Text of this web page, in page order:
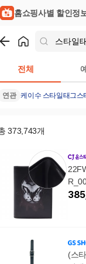
홈쇼핑사별 할인정
전체
연관 케이수 스타일태그스
373,743개
(스